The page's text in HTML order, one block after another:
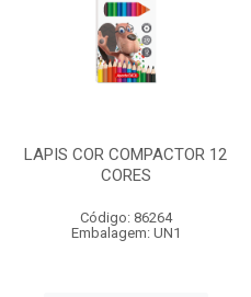
LAPIS COR COMPACTOR 12
CORES
Código: 86264
Embalagem: UN1